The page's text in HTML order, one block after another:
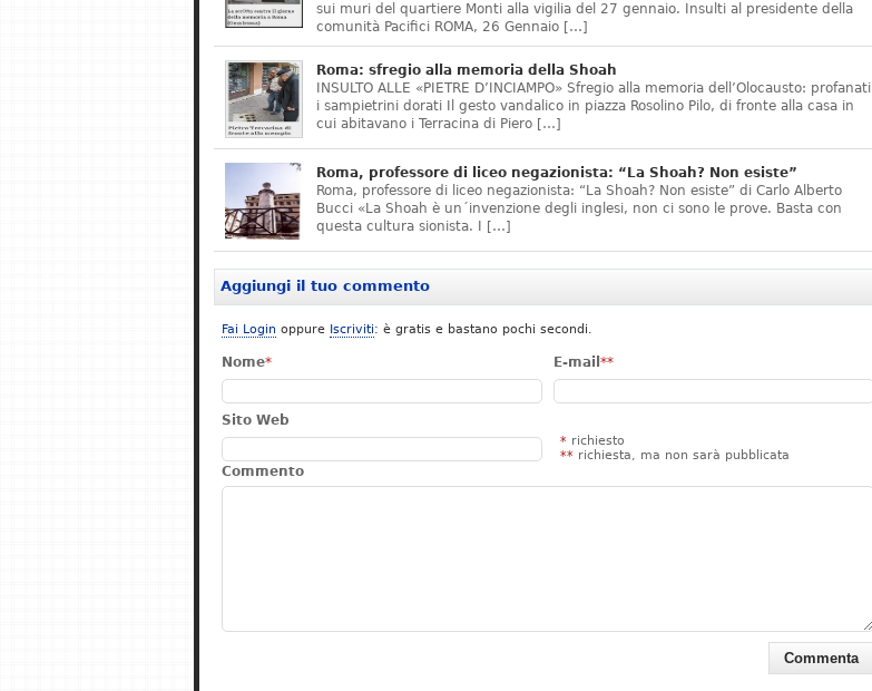
sui muri del quartiere Monti alla vigilia del 27 gennaio. Insulti al presidente della
comunità Pacifici ROMA, 26 Gennaio […]
Roma: sfregio alla memoria della Shoah
INSULTO ALLE «PIETRE D’INCIAMPO» Sfregio alla memoria dell’Olocausto: profanati
i sampietrini dorati Il gesto vandalico in piazza Rosolino Pilo, di fronte alla casa in
cui abitavano i Terracina di Piero […]
Roma, professore di liceo negazionista: “La Shoah? Non esiste”
Roma, professore di liceo negazionista: “La Shoah? Non esiste” di Carlo Alberto
Bucci «La Shoah è un´invenzione degli inglesi, non ci sono le prove. Basta con
questa cultura sionista. I […]
Aggiungi il tuo commento
Fai Login oppure Iscriviti: è gratis e bastano pochi secondi.
Nome* E-mail **
Sito Web
* richiesto
** richiesta, ma non sarà pubblicata
Commento